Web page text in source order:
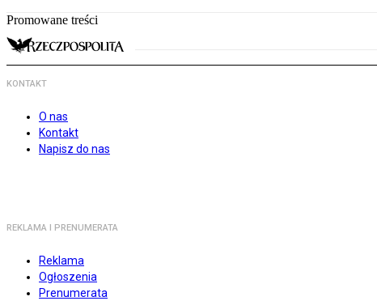
Promowane treści
KONTAKT
O nas
Kontakt
Napisz do nas
REKLAMA I PRENUMERATA
Reklama
Ogłoszenia
Prenumerata